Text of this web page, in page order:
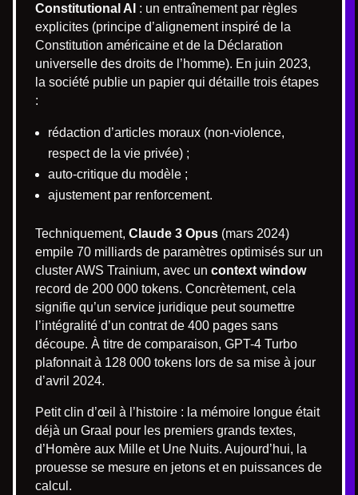
Constitutional AI : un entraînement par règles
explicites (principe d’alignement inspiré de la
Constitution américaine et de la Déclaration
universelle des droits de l’homme). En juin 2023,
la société publie un papier qui détaille trois étapes
:
rédaction d’articles moraux (non-violence,
respect de la vie privée) ;
auto-critique du modèle ;
ajustement par renforcement.
Techniquement, Claude 3 Opus (mars 2024)
empile 70 milliards de paramètres optimisés sur un
cluster AWS Trainium, avec un context window
record de 200 000 tokens. Concrètement, cela
signifie qu’un service juridique peut soumettre
l’intégralité d’un contrat de 400 pages sans
découpe. À titre de comparaison, GPT-4 Turbo
plafonnait à 128 000 tokens lors de sa mise à jour
d’avril 2024.
Petit clin d’œil à l’histoire : la mémoire longue était
déjà un Graal pour les premiers grands textes,
d’Homère aux Mille et Une Nuits. Aujourd’hui, la
prouesse se mesure en jetons et en puissances de
calcul.